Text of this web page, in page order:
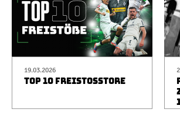
19.03.2026
TOP 10 FREISTOSSTORE